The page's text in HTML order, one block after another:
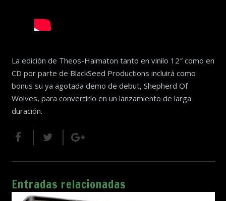
La edición de Theos-Haimaton tanto en vinilo 12″ como en
CD por parte de BlackSeed Productions incluirá como
bonus su ya agotada demo de debut, Shepherd Of
Wolves, para convertirlo en un lanzamiento de larga
duración.
Entradas relacionadas